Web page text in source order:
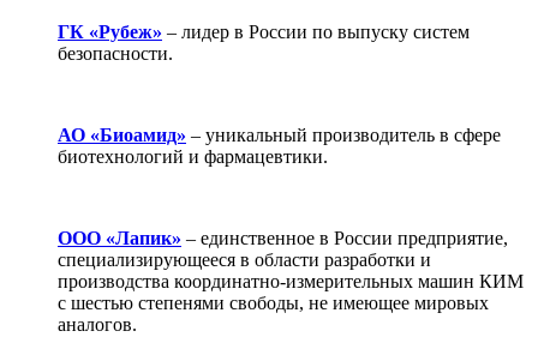
ГК «Рубеж» – лидер в России по выпуску систем
безопасности.
АО «Биоамид» – уникальный производитель в сфере
биотехнологий и фармацевтики.
ООО «Лапик» – единственное в России предприятие,
специализирующееся в области разработки и
производства координатно-измерительных машин КИМ
с шестью степенями свободы, не имеющее мировых
аналогов.